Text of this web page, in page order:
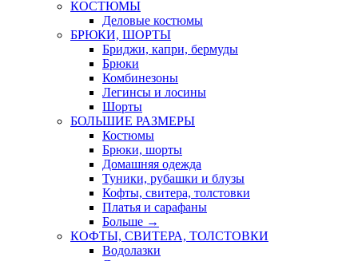
КОСТЮМЫ
Деловые костюмы
БРЮКИ, ШОРТЫ
Бриджи, капри, бермуды
Брюки
Комбинезоны
Легинсы и лосины
Шорты
БОЛЬШИЕ РАЗМЕРЫ
Костюмы
Брюки, шорты
Домашняя одежда
Туники, рубашки и блузы
Кофты, свитера, толстовки
Платья и сарафаны
Больше →
КОФТЫ, СВИТЕРА, ТОЛСТОВКИ
Водолазки